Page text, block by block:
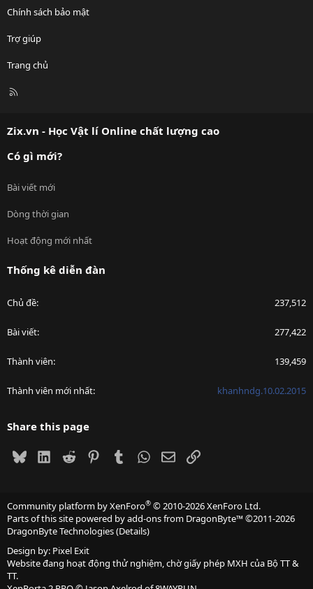
Chính sách bảo mật
Trợ giúp
Trang chủ
R
Zix.vn - Học Vật lí Online chất lượng cao
Có gì mới?
Bài viết mới
Dòng thời gian
Hoạt động mới nhất
Thống kê diễn đàn
Chủ đề 237,512
Bài viết 277,422
Thành viên 139,459
Thành viên mới nhất khanhndg.10.02.2015
Share this page
BlueskyLinkedIn
Reddit PinterestTumblrWhatsApp
EmailLink
Community platform by XenForo® © 2010-2026 XenForo Ltd.
Parts of this site powered byadd-ons from DragonByte™©2011-2026
DragonByte Technologies(Details)
Design by: Pixel Exit
Website đang hoạt động thử nghiệm, chờ giấy phép MXH của Bộ TT &
TT.